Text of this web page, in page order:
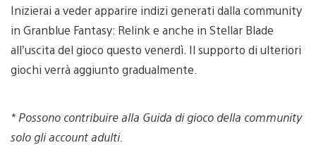
Inizierai a veder apparire indizi generati dalla community
in Granblue Fantasy: Relink e anche in Stellar Blade
all’uscita del gioco questo venerdì. Il supporto di ulteriori
giochi verrà aggiunto gradualmente.
* Possono contribuire alla Guida di gioco della community
solo gli account adulti.